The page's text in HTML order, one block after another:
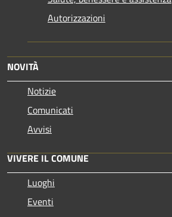
Autorizzazioni
NOVITÀ
Notizie
Comunicati
Avvisi
VIVERE IL COMUNE
Luoghi
Eventi